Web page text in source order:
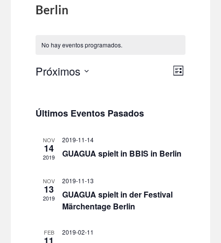
Berlin
No hay eventos programados.
de
Lista
Próximos
Últimos Eventos Pasados
NOV
14
2019
2019-11-14
GUAGUA spielt in BBIS in Berlin
NOV
13
2019
2019-11-13
GUAGUA spielt in der Festival
Märchentage Berlin
FEB 2019-02-11